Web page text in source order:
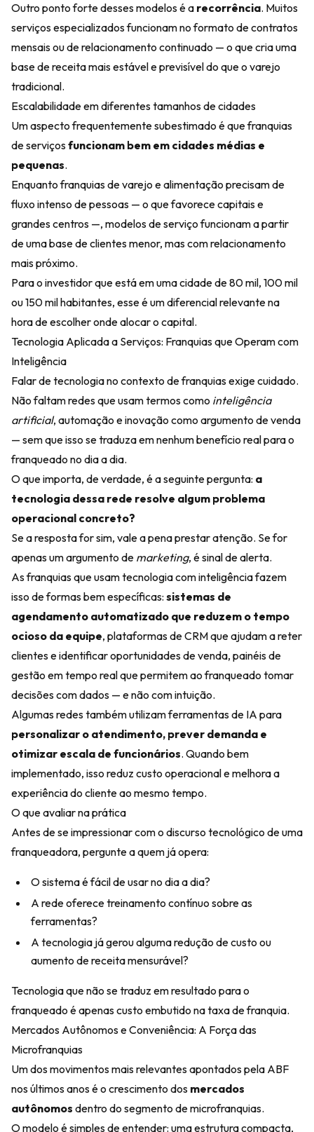
Outro ponto forte desses modelos é a recorrência. Muitos
serviços especializados funcionam no formato de contratos
mensais ou de relacionamento continuado — o que cria uma
base de receita mais estável e previsível do que o varejo
tradicional.
Escalabilidade em diferentes tamanhos de cidades
Um aspecto frequentemente subestimado é que franquias
de serviçosfuncionam bem em cidades médias e
pequenas.
Enquanto franquias de varejo e alimentação precisam de
fluxo intenso de pessoas — o que favorece capitais e
grandes centros —, modelos de serviço funcionam a partir
de uma base de clientes menor, mas com relacionamento
mais próximo.
Para o investidor que está em uma cidade de 80 mil, 100 mil
ou 150 mil habitantes, esse é um diferencial relevante na
hora de escolher onde alocar o capital.
Tecnologia Aplicada a Serviços: Franquias que Operam com
Inteligência
Falar de tecnologia no contexto de franquias exige cuidado.
Não faltam redes que usam termos como inteligência
artificial, automação e inovação como argumento de venda
— sem que isso se traduza em nenhum benefício real para o
franqueado no dia a dia.
O que importa, de verdade, é a seguinte pergunta: a
tecnologia dessa rede resolve algum problema
operacional concreto?
Se a resposta for sim, vale a pena prestar atenção. Se for
apenas um argumento de marketing, é sinal de alerta.
As franquias que usam tecnologia com inteligência fazem
isso de formas bem específicas: sistemas de
agendamento automatizado que reduzem o tempo
ocioso da equipe, plataformas de CRM que ajudam a reter
clientes e identificar oportunidades de venda, painéis de
gestão em tempo real que permitem ao franqueado tomar
decisões com dados — e não com intuição.
Algumas redes também utilizam ferramentas de IA para
personalizar o atendimento, prever demanda e
otimizar escala de funcionários. Quando bem
implementado, isso reduz custo operacional e melhora a
experiência do cliente ao mesmo tempo.
O que avaliar na prática
Antes de se impressionar com o discurso tecnológico de uma
franqueadora, pergunte a quem já opera:
O sistema é fácil de usar no dia a dia?
A rede oferece treinamento contínuo sobre as
ferramentas?
A tecnologia já gerou alguma redução de custo ou
aumento de receita mensurável?
Tecnologia que não se traduz em resultado para o
franqueado é apenas custo embutido na taxa de franquia.
Mercados Autônomos e Conveniência: A Força das
Microfranquias
Um dos movimentos mais relevantes apontados pela ABF
nos últimos anos é o crescimento dos mercados
autônomos dentro do segmento de microfranquias.
O modelo é simples de entender: uma estrutura compacta,